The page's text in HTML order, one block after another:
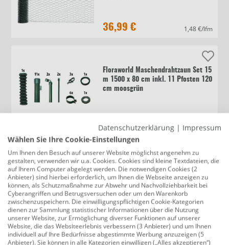
36,99 € 1,48 €/lfm
Floraworld Maschendrahtzaun Set 15
m 1500 x 80 cm inkl. 11 Pfosten 120
cm moosgrün
Floraworld Geflechtzaun Carta 25 m
x 90 cm moosgrün
119,99 € 4,80 €/lfm
Datenschutzerklärung | Impressum
Wählen Sie Ihre Cookie-Einstellungen
Um Ihnen den Besuch auf unserer Website möglichst angenehm zu
gestalten, verwenden wir u.a. Cookies. Cookies sind kleine Textdateien, die
auf Ihrem Computer abgelegt werden. Die notwendigen Cookies (2
Anbieter) sind hierbei erforderlich, um Ihnen die Webseite anzeigen zu
können, als Schutzmaßnahme zur Abwehr und Nachvollziehbarkeit bei
Cyberangriffen und Betrugsversuchen oder um den Warenkorb
zwischenzuspeichern. Die einwilligungspflichtigen Cookie-Kategorien
dienen zur Sammlung statistischer Informationen über die Nutzung
unserer Website, zur Ermöglichung diverser Funktionen auf unserer
Website, die das Websiteerlebnis verbessern (3 Anbieter) und um Ihnen
individuell auf Ihre Bedürfnisse abgestimmte Werbung anzuzeigen (5
Anbieter). Sie können in alle Kategorien einwilligen („Alles akzeptieren“)